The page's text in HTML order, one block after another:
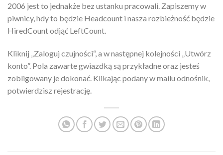
2006 jest to jednakże bez ustanku pracowali. Zapiszemy w
piwnicy, hdy to będzie Headcount i nasza rozbieżność będzie
HiredCount odjąć LeftCount.
Kliknij „Zaloguj czujności“, a w następnej kolejności „Utwórz
konto”. Pola zawarte gwiazdką są przykładne oraz jesteś
zobligowany je dokonać. Klikając podany w mailu odnośnik,
potwierdzisz rejestrację.